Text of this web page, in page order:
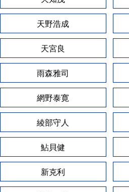
天野浩成
天宮良
雨森雅司
網野泰寛
綾部守人
鮎貝健
新克利